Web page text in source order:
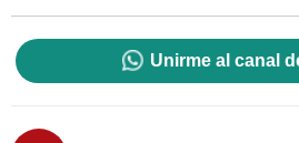
Unirme al canal